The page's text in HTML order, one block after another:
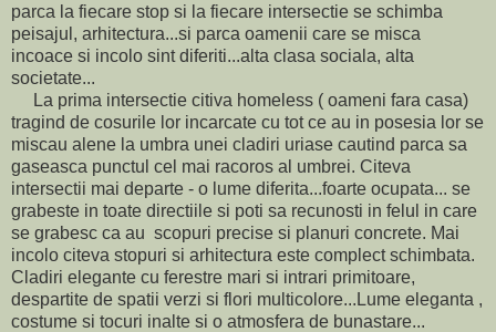
parca la fiecare stop si la fiecare intersectie se schimba
peisajul, arhitectura...si parca oamenii care se misca
incoace si incolo sint diferiti...alta clasa sociala, alta
societate...
La prima intersectie citiva homeless ( oameni fara casa)
tragind de cosurile lor incarcate cu tot ce au in posesia lor se
miscau alene la umbra unei cladiri uriase cautind parca sa
gaseasca punctul cel mai racoros al umbrei. Citeva
intersectii mai departe - o lume diferita...foarte ocupata... se
grabeste in toate directiile si poti sa recunosti in felul in care
se grabesc ca au scopuri precise si planuri concrete. Mai
incolo citeva stopuri si arhitectura este complect schimbata.
Cladiri elegante cu ferestre mari si intrari primitoare,
despartite de spatii verzi si flori multicolore...Lume eleganta ,
costume si tocuri inalte si o atmosfera de bunastare...